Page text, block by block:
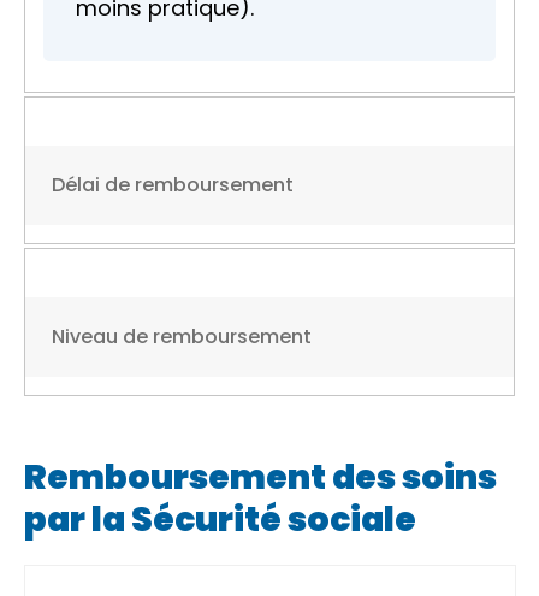
moins pratique).
Délai de remboursement
Niveau de remboursement
Remboursement des soins
par la Sécurité sociale